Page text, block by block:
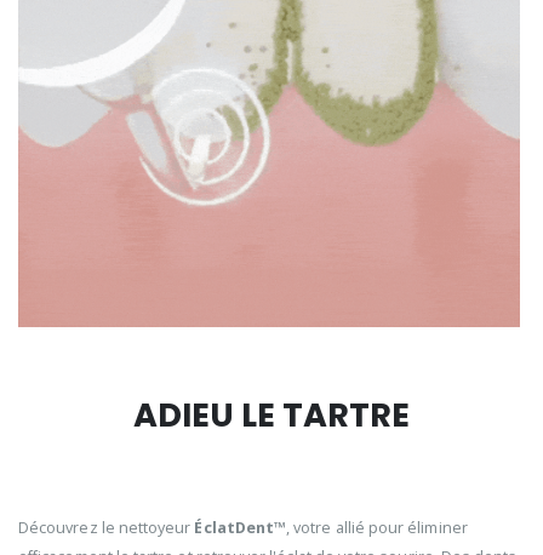
ADIEU LE TARTRE
Découvrez le nettoyeur ÉclatDent™, votre allié pour éliminer